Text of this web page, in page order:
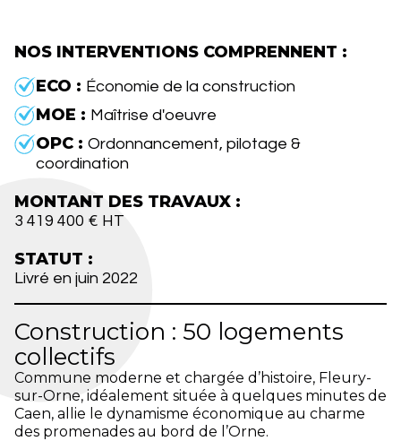
NOS INTERVENTIONS COMPRENNENT :
ECO : Économie de la construction
MOE : Maîtrise d'oeuvre
OPC : Ordonnancement, pilotage &
coordination
MONTANT DES TRAVAUX :
3 419 400 € HT
STATUT :
Livré en juin 2022
Construction : 50 logements
collectifs
Commune moderne et chargée d’histoire, Fleury-
sur-Orne, idéalement située à quelques minutes de
Caen, allie le dynamisme économique au charme
des promenades au bord de l’Orne.